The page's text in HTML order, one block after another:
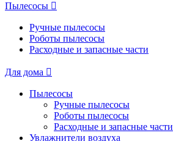
Пылесосы
Ручные пылесосы
Роботы пылесосы
Расходные и запасные части
Для дома
Пылесосы
Ручные пылесосы
Роботы пылесосы
Расходные и запасные части
Увлажнители воздуха